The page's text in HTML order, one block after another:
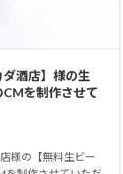
酒店】様の生
を制作させて
様の【無料生ビー